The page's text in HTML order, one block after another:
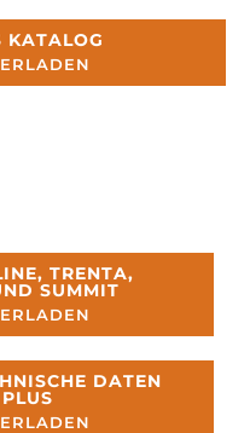
KATALOG
TRENTA,
SUMMIT
DATEN